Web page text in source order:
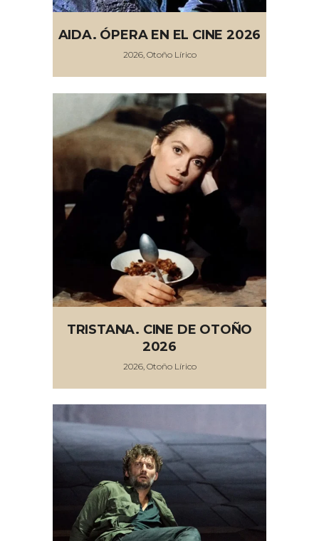
AIDA. ÓPERA EN EL CINE 2026
2026, Otoño Lírico
TRISTANA. CINE DE OTOÑO
2026
2026, Otoño Lírico